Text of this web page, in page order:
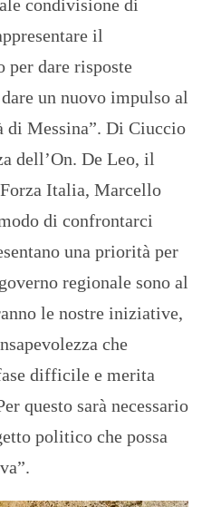
condivisione di
il
dare risposte
un nuovo impulso al
Messina”. Di Ciuccio
dell’On. De Leo, il
Italia, Marcello
di confrontarci
una priorità per
regionale sono al
le nostre iniziative,
che
difficile e merita
questo sarà necessario
politico che possa